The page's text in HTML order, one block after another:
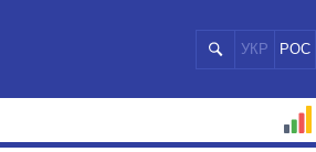
УКР РОС